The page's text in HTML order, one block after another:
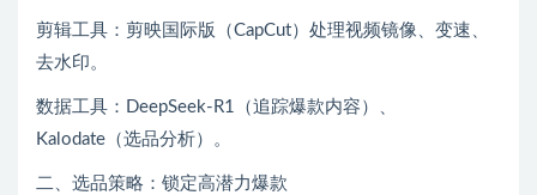
剪辑工具：剪映国际版（CapCut）处理视频镜像、变速、
去水印。
数据工具：DeepSeek-R1（追踪爆款内容）、
Kalodate（选品分析）。
二、选品策略：锁定高潜力爆款